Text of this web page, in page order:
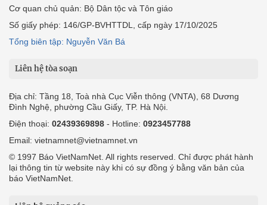
Cơ quan chủ quản: Bộ Dân tộc và Tôn giáo
Số giấy phép: 146/GP-BVHTTDL, cấp ngày 17/10/2025
Tổng biên tập: Nguyễn Văn Bá
Liên hệ tòa soạn
Địa chỉ: Tầng 18, Toà nhà Cục Viễn thông (VNTA), 68 Dương
Đình Nghệ, phường Cầu Giấy, TP. Hà Nội.
Điện thoại: 02439369898 - Hotline: 0923457788
Email: vietnamnet@vietnamnet.vn
© 1997 Báo VietNamNet. All rights reserved. Chỉ được phát hành
lại thông tin từ website này khi có sự đồng ý bằng văn bản của
báo VietNamNet.